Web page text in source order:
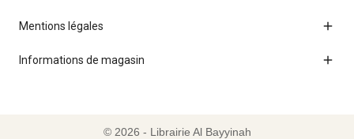
Mentions légales 
Informations de magasin 
© 2026 - Librairie Al Bayyinah